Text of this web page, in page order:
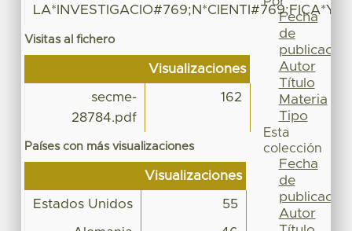
Visitas al fichero
Visualizaciones
secme-
28784.pdf
162
Países con más visualizaciones
Visualizaciones
Estados Unidos 55
Fecha
de
publicación
Autor
Título
Materia
Tipo
Esta
colección
Fecha
de
publicación
Autor